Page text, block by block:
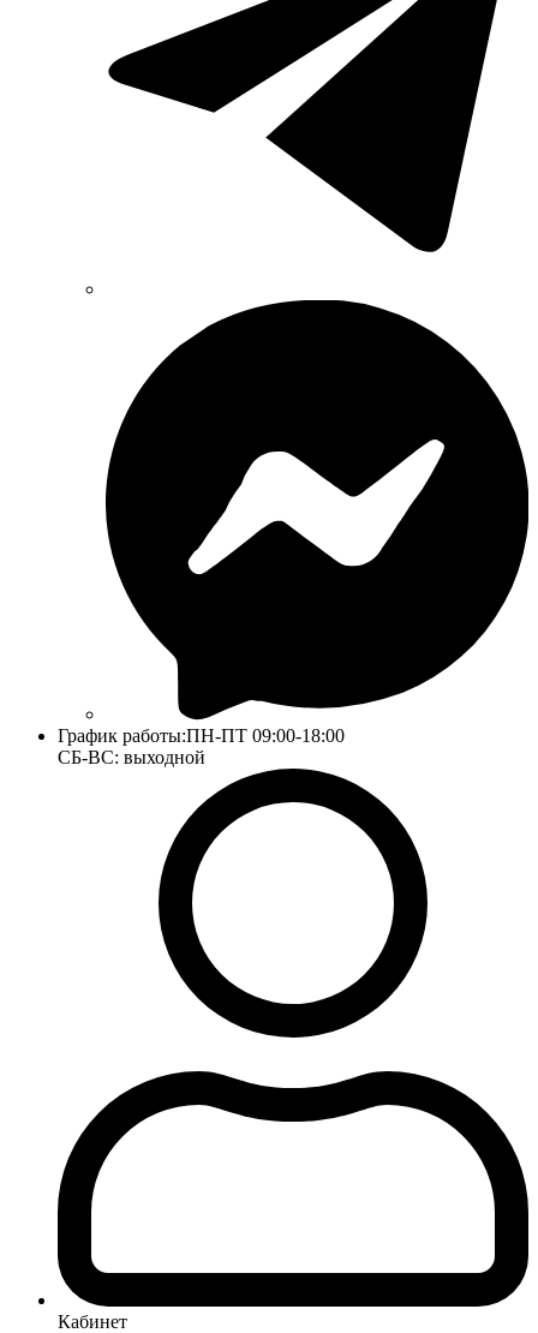
График работы:ПН-ПТ 09:00-18:00
СБ-ВС: выходной
Кабинет